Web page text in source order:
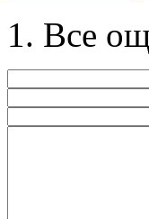
Все